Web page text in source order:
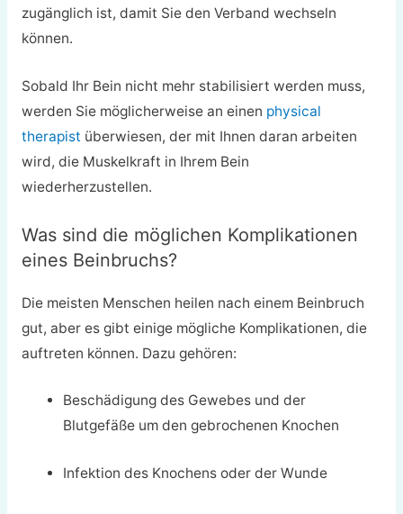
zugänglich ist, damit Sie den Verband wechseln
können.
Sobald Ihr Bein nicht mehr stabilisiert werden muss,
werden Sie möglicherweise an einen physical
therapist überwiesen, der mit Ihnen daran arbeiten
wird, die Muskelkraft in Ihrem Bein
wiederherzustellen.
Was sind die möglichen Komplikationen
eines Beinbruchs?
Die meisten Menschen heilen nach einem Beinbruch
gut, aber es gibt einige mögliche Komplikationen, die
auftreten können. Dazu gehören:
Beschädigung des Gewebes und der
Blutgefäße um den gebrochenen Knochen
Infektion des Knochens oder der Wunde